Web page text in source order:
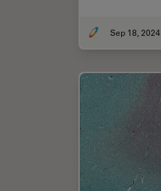
Sep 18, 2024